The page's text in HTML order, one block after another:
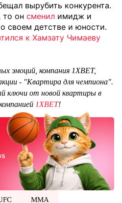
вырубить конкурента.
то он сменил имидж и
о своем детстве и юности.
к Хамзату Чимаеву
эмоций, компания 1XBET,
- "Квартира для чемпиона".
ключи от новой квартиры в
1XBET!
ММА